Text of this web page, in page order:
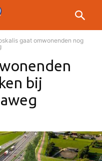
gaat omwonenden nog
bij